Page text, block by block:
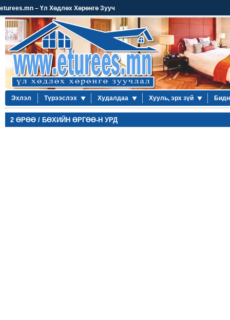
eturees.mn – Үл Хөдлөх Хөрөнгө Зууч
Эхлэл Түрээслэх Худалдаа Хууль, эрх зүй
2 ӨРӨӨ / БӨХИЙН ӨРГӨӨ-Н УРД